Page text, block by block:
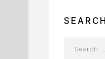
SEARCH